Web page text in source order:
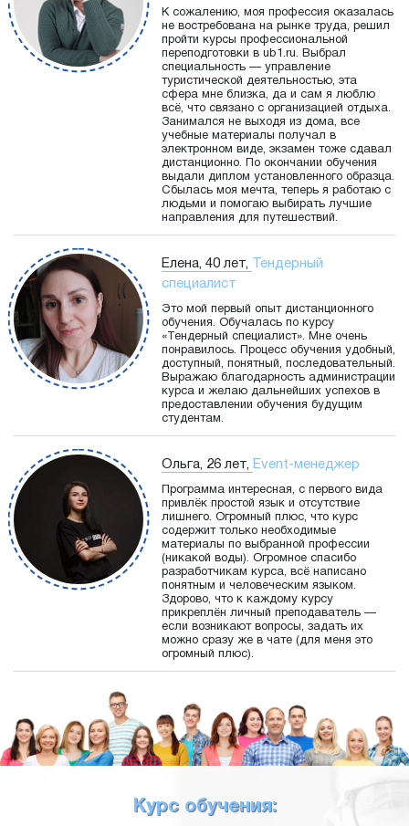
К сожалению, моя профессия оказалась
не востребована на рынке труда, решил
пройти курсы профессиональной
переподготовки в ub1.ru. Выбрал
специальность — управление
туристической деятельностью, эта
сфера мне близка, да и сам я люблю
всё, что связано с организацией отдыха.
Занимался не выходя из дома, все
учебные материалы получал в
электронном виде, экзамен тоже сдавал
дистанционно. По окончании обучения
выдали диплом установленного образца.
Сбылась моя мечта, теперь я работаю с
людьми и помогаю выбирать лучшие
направления для путешествий.
Елена, 40 лет,
Тендерный
специалист
Это мой первый опыт дистанционного
обучения. Обучалась по курсу
«Тендерный специалист». Мне очень
понравилось. Процесс обучения удобный,
доступный, понятный, последовательный.
Выражаю благодарность администрации
курса и желаю дальнейших успехов в
предоставлении обучения будущим
студентам.
Ольга, 26 лет, Event-менеджер
Программа интересная, с первого вида
привлёк простой язык и отсутствие
лишнего. Огромный плюс, что курс
содержит только необходимые
материалы по выбранной профессии
(никакой воды). Огромное спасибо
разработчикам курса, всё написано
понятным и человеческим языком.
Здорово, что к каждому курсу
прикреплён личный преподаватель —
если возникают вопросы, задать их
можно сразу же в чате (для меня это
огромный плюс).
Курс обучения: